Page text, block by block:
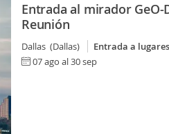
Entrada al mirador GeO-
Reunión
Dallas (Dallas)
Entrada a
07 ago al 30 sep